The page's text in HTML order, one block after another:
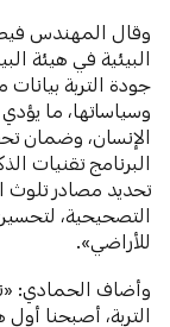
وقال المهندس
البيئية في هيئة
جودة التربة بيانات
وسياساتها، ما
الإنسان، وضمان
البرنامج تقنيات
تحديد مصادر تلوث
التصحيحية،
للأراضي».
وأضاف الحمادي:
التربة، أصبحنا